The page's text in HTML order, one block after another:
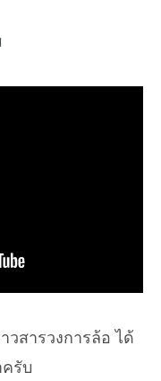
สารวงการล้อ ได้
รับ